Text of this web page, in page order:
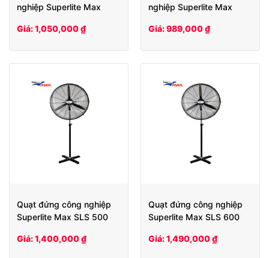
nghiệp Superlite Max
Giá: 1,050,000 ₫
nghiệp Superlite Max
Giá: 989,000 ₫
Quạt đứng công nghiệp
Superlite Max SLS 500
Giá: 1,400,000 ₫
Quạt đứng công nghiệp
Superlite Max SLS 600
Giá: 1,490,000 ₫